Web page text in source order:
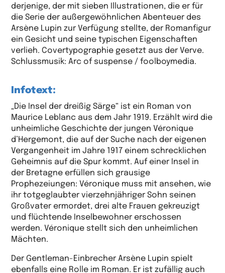
derjenige, der mit sieben Illustrationen, die er für
die Serie der außergewöhnlichen Abenteuer des
Arsène Lupin zur Verfügung stellte, der Romanfigur
ein Gesicht und seine typischen Eigenschaften
verlieh. Covertypographie gesetzt aus der Verve.
Schlussmusik: Arc of suspense / foolboymedia.
Infotext:
„Die Insel der dreißig Särge“ ist ein Roman von
Maurice Leblanc aus dem Jahr 1919. Erzählt wird die
unheimliche Geschichte der jungen Véronique
d’Hergemont, die auf der Suche nach der eigenen
Vergangenheit im Jahre 1917 einem schrecklichen
Geheimnis auf die Spur kommt. Auf einer Insel in
der Bretagne erfüllen sich grausige
Prophezeiungen: Véronique muss mit ansehen, wie
ihr totgeglaubter vierzehnjähriger Sohn seinen
Großvater ermordet, drei alte Frauen gekreuzigt
und flüchtende Inselbewohner erschossen
werden. Véronique stellt sich den unheimlichen
Mächten.
Der Gentleman-Einbrecher Arsène Lupin spielt
ebenfalls eine Rolle im Roman. Er ist zufällig auch